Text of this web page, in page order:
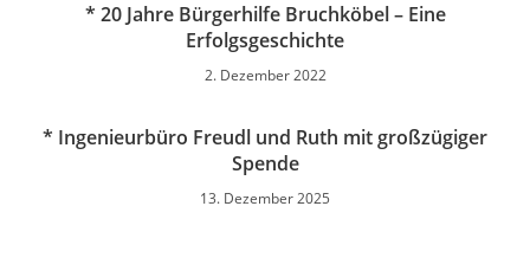
* 20 Jahre Bürgerhilfe Bruchköbel – Eine
Erfolgsgeschichte
2. Dezember 2022
* Ingenieurbüro Freudl und Ruth mit großzügiger
Spende
13. Dezember 2025